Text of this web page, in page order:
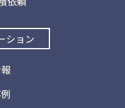
ション